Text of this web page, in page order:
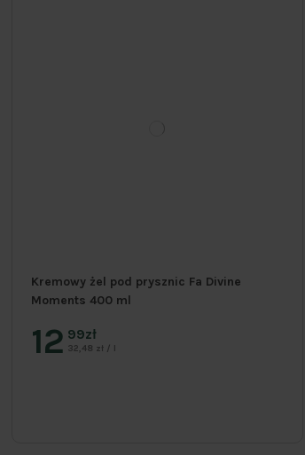
Kremowy żel pod prysznic Fa Divine
Moments 400 ml
12 99zł
32,48 zł / l